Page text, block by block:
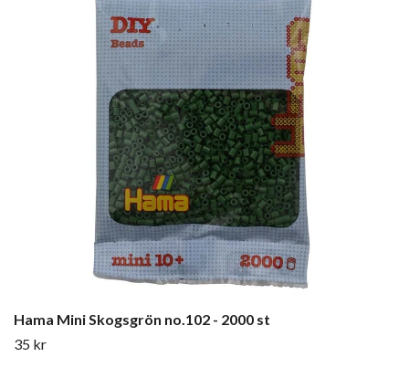
Hama Mini Skogsgrön no.102 - 2000 st
35 kr